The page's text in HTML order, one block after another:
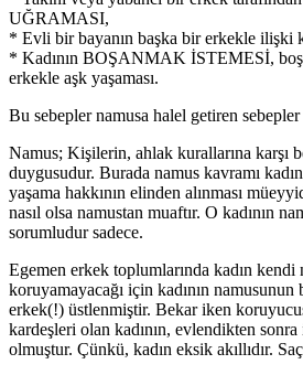
UĞRAMASI,
* Evli bir bayanın başka bir erkekle ilişki
* Kadının BOŞANMAK İSTEMESİ,
erkekle aşk yaşaması.
Bu sebepler namusa halel getiren
Namus; Kişilerin, ahlak kurallarına karşı
duygusudur. Burada namus kavramı
yaşama hakkının elinden alınması
nasıl olsa namustan muaftır. O kadının
sorumludur sadece.
Egemen erkek toplumlarında kadın kendi
koruyamayacağı için kadının
erkek(!) üstlenmiştir. Bekar iken
kardeşleri olan kadının, evlendikten
olmuştur. Çünkü, kadın eksik akıllıdır.